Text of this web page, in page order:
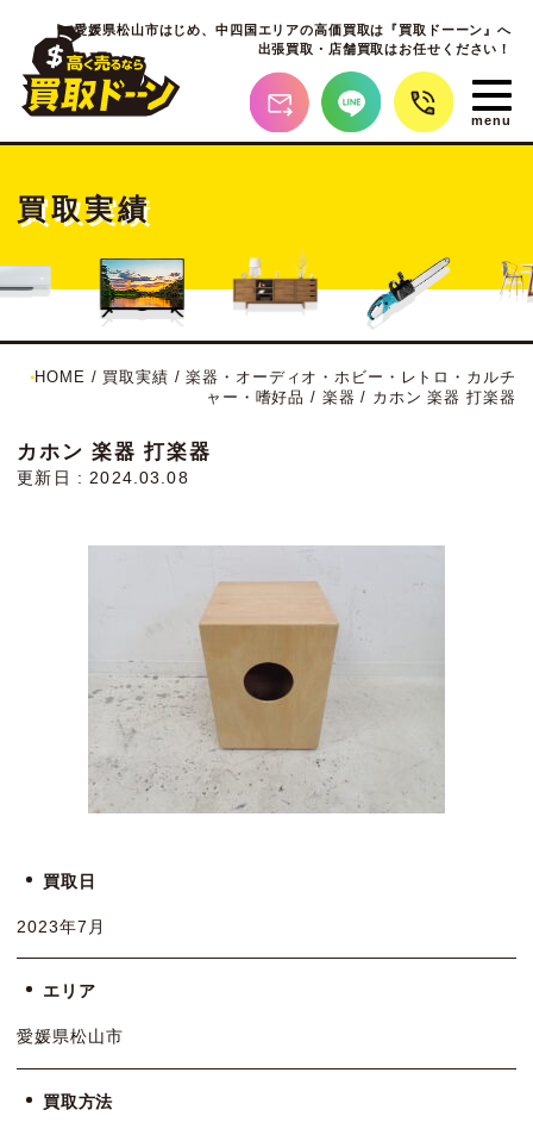
愛媛県松山市はじめ、中四国エリアの高価買取は『買取ドーーン』へ
出張買取・店舗買取はお任せください！
買取実績
HOME / 買取実績 /楽器・オーディオ・ホビー・レトロ・カルチ
ャー・嗜好品 / 楽器 / カホン 楽器 打楽器
カホン 楽器 打楽器
更新日 : 2024.03.08
買取日
2023年7月
エリア
愛媛県松山市
買取方法